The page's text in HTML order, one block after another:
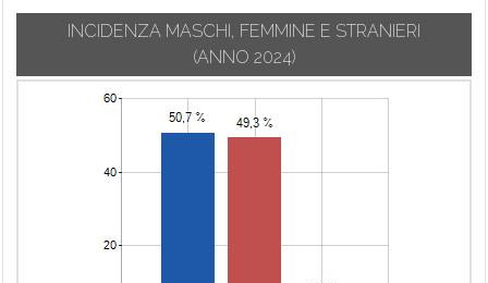
INCIDENZA MASCHI, FEMMINE E STRANIERI
(ANNO 2024)